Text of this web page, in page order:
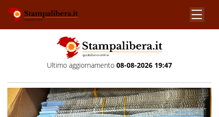
Ultimo aggiornamento 08-08-2026 19:47